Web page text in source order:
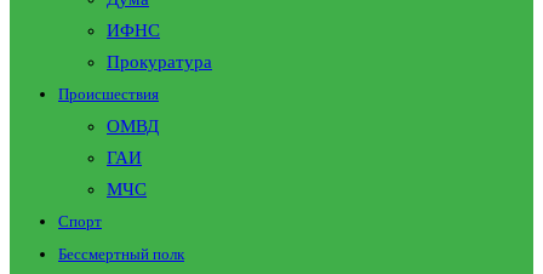
ИФНС
Прокуратура
Происшествия
ОМВД
ГАИ
МЧС
Спорт
Бессмертный полк